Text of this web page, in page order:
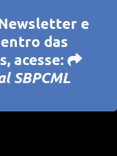
e
das
acesse:
SBPCML